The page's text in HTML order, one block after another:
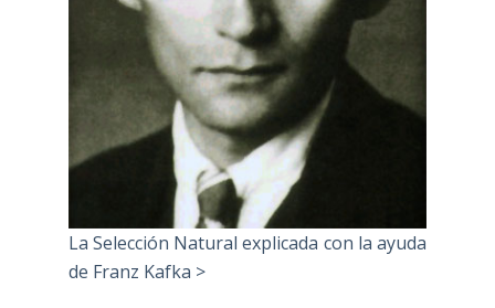
La Selección Natural explicada con la ayuda
de Franz Kafka >